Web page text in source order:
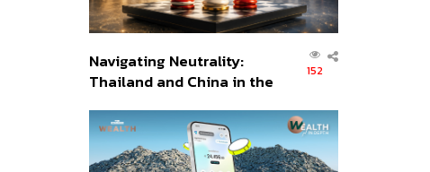
Navigating Neutrality:
Thailand and China in the
Order
152